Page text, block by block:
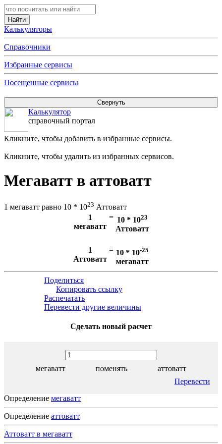
Калькуляторы
Справочники
Избранные сервисы
Посещенные сервисы
Калькулятор
справочный портал
Кликните, чтобы добавить в избранные сервисы.
Кликните, чтобы удалить из избранных сервисов.
Мегаватт в аттоватт
1 мегаватт равно 10 * 1023 Аттоватт
1
мегаватт
= 10 * 1023
Аттоватт
1
Аттоватт
= 10 * 10-25
мегаватт
Поделиться
Копировать ссылку
Распечатать
Перевести другие величины
Сделать новый расчет
мегаватт поменять
аттоватт
Перевести
Определение мегаватт
Определение аттоватт
Аттоватт в мегаватт